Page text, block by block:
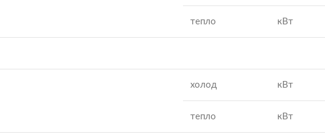
тепло кВт
холод кВт
тепло кВт